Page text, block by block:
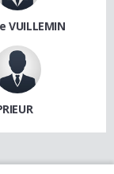
VUILLEMIN